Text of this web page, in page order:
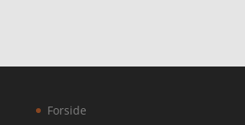
Forside